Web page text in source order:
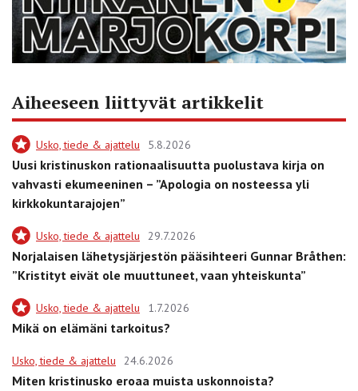
Aiheeseen liittyvät artikkelit
Usko, tiede & ajattelu 5.8.2026
Uusi kristinuskon rationaalisuutta puolustava kirja on
vahvasti ekumeeninen – ”Apologia on nosteessa yli
kirkkokuntarajojen”
Usko, tiede & ajattelu 29.7.2026
Norjalaisen lähetysjärjestön pääsihteeri Gunnar Bråthen:
”Kristityt eivät ole muuttuneet, vaan yhteiskunta”
Usko, tiede & ajattelu 1.7.2026
Mikä on elämäni tarkoitus?
Usko, tiede & ajattelu 24.6.2026
Miten kristinusko eroaa muista uskonnoista?